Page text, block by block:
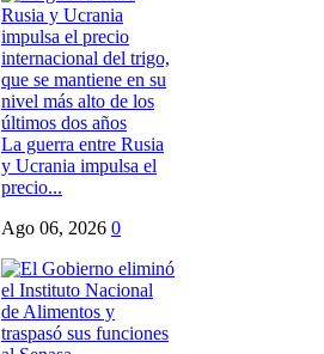
La guerra entre Rusia
y Ucrania impulsa el
precio...
Ago 06, 2026 0